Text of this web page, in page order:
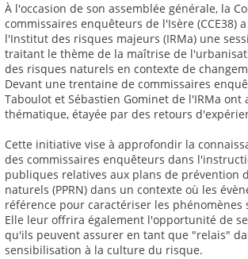
À l'occasion de son assemblée générale, la
commissaires enquêteurs de l'Isère (CCE38)
l'Institut des risques majeurs (IRMa) une
traitant le thème de la maîtrise de
des risques naturels en contexte de
Devant une trentaine de commissaires
Taboulot et Sébastien Gominet de l'IRMa ont
thématique, étayée par des retours
Cette initiative vise à approfondir la
des commissaires enquêteurs dans
publiques relatives aux plans de prévention
naturels (PPRN) dans un contexte où les
référence pour caractériser les phénomènes
Elle leur offrira également l'opportunité de
qu'ils peuvent assurer en tant que "relais"
sensibilisation à la culture du risque.